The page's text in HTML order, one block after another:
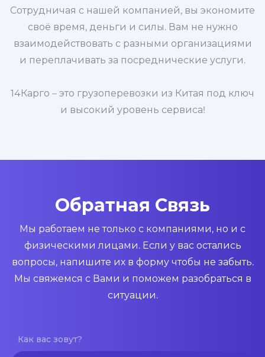
Сотрудничая с нашей компанией, вы экономите
своё время, деньги и силы. Вам не нужно
взаимодействовать с разными организациями
и переплачивать за посреднические услуги.
14Карго – это грузоперевозки из Китая под ключ
и высокий уровень сервиса!
Обратная Связь
Мы работаем не только с компаниями, но и с
физическими лицами. Если у вас остались
вопросы, напишите их в форму чтобы не забыть.
Мы свяжемся с Вами и поможем разобраться в
ситуации.
Как вас зовут?